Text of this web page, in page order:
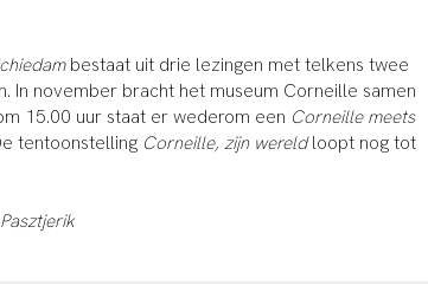
bestaat uit drie lezingen met telkens twee
In november bracht het museum Corneille samen
15.00 uur staat er wederom een Corneille meets
tentoonstelling Corneille, zijn wereldloopt nog tot